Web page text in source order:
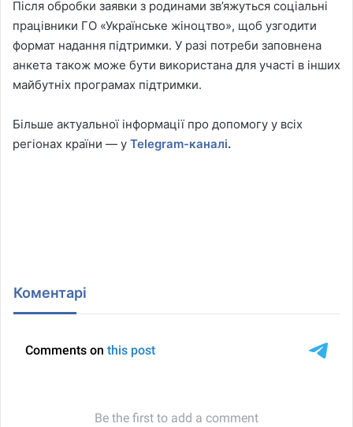
Після обробки заявки з родинами зв’яжуться соціальні
працівники ГО «Українське жіноцтво», щоб узгодити
формат надання підтримки. У разі потреби заповнена
анкета також може бути використана для участі в інших
майбутніх програмах підтримки.
Більше актуальної інформації про допомогу у всіх
регіонах країни — у Telegram-каналі.
Коментарі